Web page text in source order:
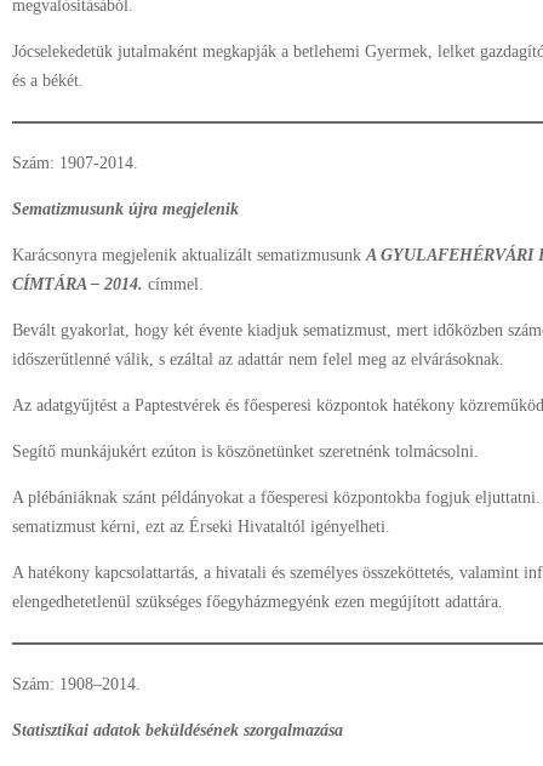
megvalósításából.
Jócselekedetük jutalmaként megkapják a betlehemi Gyermek, lelket
és a békét.
Szám: 1907-2014.
Sematizmusunk újra megjelenik
Karácsonyra megjelenik aktualizált sematizmusunkA GYULAFEHÉRVÁRI
CÍMTÁRA – 2014. címmel.
Bevált gyakorlat, hogy két évente kiadjuk sematizmust, mert időközben
időszerűtlenné válik, s ezáltal az adattár nem felel meg az elvárásoknak.
Az adatgyűjtést a Paptestvérek és főesperesi központok hatékony
Segítő munkájukért ezúton is köszönetünket szeretnénk tolmácsolni.
A plébániáknak szánt példányokat a főesperesi központokba fogjuk
sematizmust kérni, ezt az Érseki Hivataltól igényelheti.
A hatékony kapcsolattartás, a hivatali és személyes összeköttetés, valamint
elengedhetetlenül szükséges főegyházmegyénk ezen megújított adattára.
Szám: 1908–2014.
Statisztikai adatok beküldésének szorgalmazása